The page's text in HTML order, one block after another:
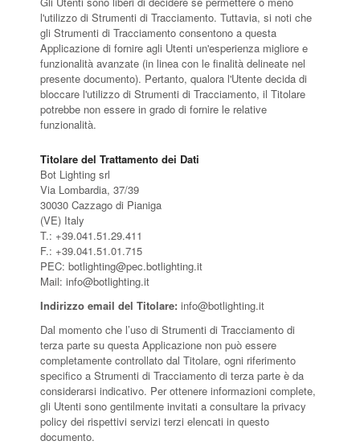
l'utilizzo di Strumenti di Tracciamento. Tuttavia, si noti che
gli Strumenti di Tracciamento consentono a questa
Applicazione di fornire agli Utenti un'esperienza migliore e
funzionalità avanzate (in linea con le finalità delineate nel
presente documento). Pertanto, qualora l'Utente decida di
bloccare l'utilizzo di Strumenti di Tracciamento, il Titolare
potrebbe non essere in grado di fornire le relative
funzionalità.
Titolare del Trattamento dei Dati
Bot Lighting srl
Via Lombardia, 37/39
30030 Cazzago di Pianiga
(VE) Italy
T.: +39.041.51.29.411
F.: +39.041.51.01.715
PEC: botlighting@pec.botlighting.it
Mail: info@botlighting.it
Indirizzo email del Titolare: info@botlighting.it
Dal momento che l’uso di Strumenti di Tracciamento di
terza parte su questa Applicazione non può essere
completamente controllato dal Titolare, ogni riferimento
specifico a Strumenti di Tracciamento di terza parte è da
considerarsi indicativo. Per ottenere informazioni complete,
gli Utenti sono gentilmente invitati a consultare la privacy
policy dei rispettivi servizi terzi elencati in questo
documento.